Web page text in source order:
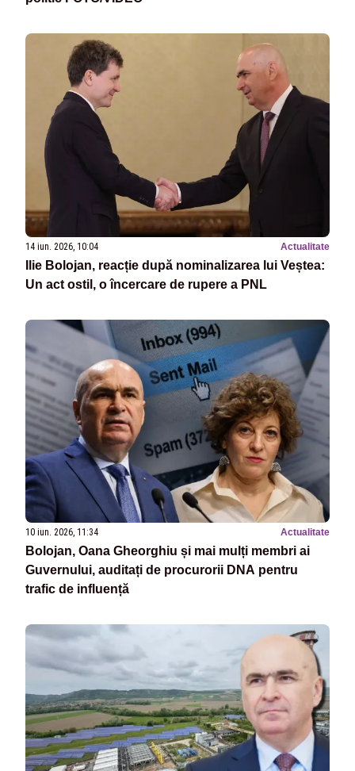
14 iun. 2026, 10:04 Actualitate
Ilie Bolojan, reacție după nominalizarea lui Veștea:
Un act ostil, o încercare de rupere a PNL
10 iun. 2026, 11:34 Actualitate
Bolojan, Oana Gheorghiu și mai mulți membri ai
Guvernului, auditați de procurorii DNA pentru
trafic de influență